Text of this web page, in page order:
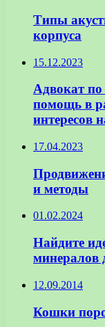
Типы
корпуса
15.12.2023
Адвокат
помощь в
интересов
17.04.2023
и методы
01.02.2024
Найдите
минералов
12.09.2014
Кошки